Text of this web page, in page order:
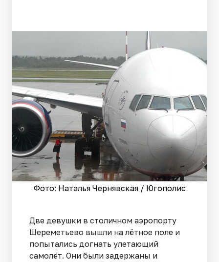
Фото: Наталья Чернявская / Югополис
Две девушки в столичном аэропорту
Шереметьево вышли на лётное поле и
попытались догнать улетающий
самолёт. Они были задержаны и